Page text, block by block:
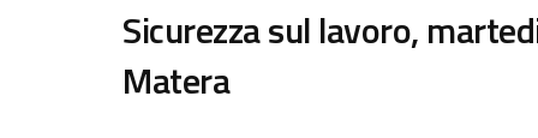
Sicurezza sul lavoro,
Matera